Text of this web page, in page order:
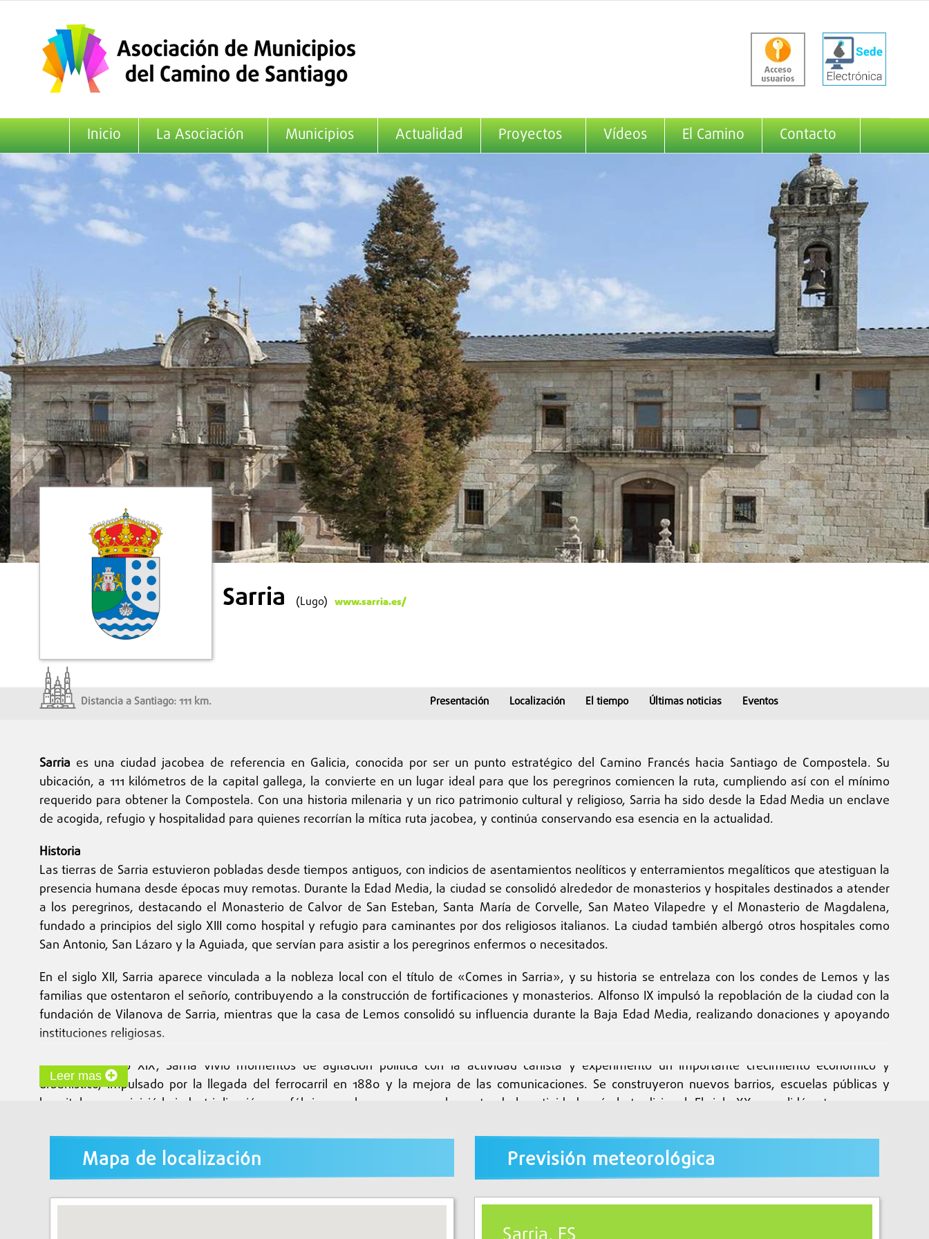
contenido
Inicio La Asociación Municipios Actualidad Proyectos Vídeos El Camino Contacto
Sarria (Lugo) www.sarria.es/
Distancia a Santiago: 111 km. Presentación Localización El tiempo Últimas noticias Eventos
Sarria es una ciudad jacobea de referencia en Galicia, conocida por ser un punto estratégico del Camino Francés hacia Santiago de Compostela. Su
ubicación, a 111 kilómetros de la capital gallega, la convierte en un lugar ideal para que los peregrinos comiencen la ruta, cumpliendo así con el mínimo
requerido para obtener la Compostela. Con una historia milenaria y un rico patrimonio cultural y religioso, Sarria ha sido desde la Edad Media un enclave
de acogida, refugio y hospitalidad para quienes recorrían la mítica ruta jacobea, y continúa conservando esa esencia en la actualidad.
Historia
Las tierras de Sarria estuvieron pobladas desde tiempos antiguos, con indicios de asentamientos neolíticos y enterramientos megalíticos que atestiguan la
presencia humana desde épocas muy remotas. Durante la Edad Media, la ciudad se consolidó alrededor de monasterios y hospitales destinados a atender
a los peregrinos, destacando el Monasterio de Calvor de San Esteban, Santa María de Corvelle, San Mateo Vilapedre y el Monasterio de Magdalena,
fundado a principios del siglo XIII como hospital y refugio para caminantes por dos religiosos italianos. La ciudad también albergó otros hospitales como
San Antonio, San Lázaro y la Aguiada, que servían para asistir a los peregrinos enfermos o necesitados.
En el siglo XII, Sarria aparece vinculada a la nobleza local con el título de «Comes in Sarria», y su historia se entrelaza con los condes de Lemos y las
familias que ostentaron el señorío, contribuyendo a la construcción de fortificaciones y monasterios. Alfonso IX impulsó la repoblación de la ciudad con la
fundación de Vilanova de Sarria, mientras que la casa de Lemos consolidó su influencia durante la Baja Edad Media, realizando donaciones y apoyando
instituciones religiosas.
Durante el siglo XIX, Sarria vivió momentos de agitación política con la actividad carlista y experimentó un importante crecimiento económico y
urbanístico, impulsado por la llegada del ferrocarril en 1880 y la mejora de las comunicaciones. Se construyeron nuevos barrios, escuelas públicas y
hospitales, y se inició la industrialización con fábricas y almacenes, complementando la actividad agrícola tradicional. El siglo XX consolidó estos avances
Patrimonio
El patrimonio refleja su carácter histórico y religioso, con monasterios medievales, iglesias y hospitales que recuerdan la importancia de la ciudad para los
peregrinos. Destacan el Monasterio de Magdalena, los conventos de San Antonio y San Lázaro, así como la iglesia de Santa Marina inaugurada en 1885.
Los restos de fortalezas, casas señoriales y edificaciones urbanas permiten apreciar la evolución de la ciudad desde la Edad Media hasta la actualidad,
mostrando un tejido arquitectónico donde se mezclan estilos románico, gótico y neoclásico. El patrimonio cultural también incluye tradiciones vinculadas al
Leer mas
Mapa de localización Previsión meteorológica